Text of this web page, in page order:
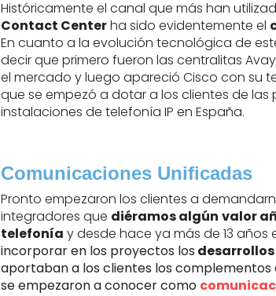
Históricamente el canal que más han
Contact Centerha sido evidentemente el
En cuanto a la evolución tecnológica de
decir que primero fueron las centralitas
el mercado y luego apareció Cisco con su
que se empezó a dotar a los clientes de las
instalaciones de telefonía IP en España.
Comunicaciones Unificadas
Pronto empezaron los clientes a
integradores que diéramos algún valor
telefonía y desde hace ya más de 13 años
incorporar en los proyectos los
aportaban a los clientes los complementos
se empezaron a conocer como